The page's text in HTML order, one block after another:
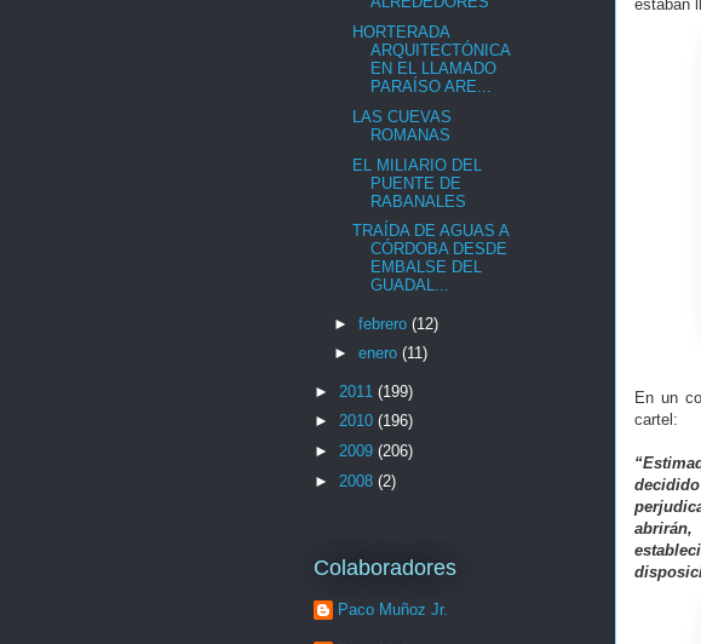
estaban
En un
cartel:
HORTERADA
ARQUITECTÓNICA
EN EL LLAMADO
PARAÍSO ARE...
LAS CUEVAS
ROMANAS
EL MILIARIO DEL
PUENTE DE
RABANALES
TRAÍDA DE AGUAS A
CÓRDOBA DESDE
EMBALSE DEL
GUADAL...
► febrero (12)
► enero (11)
► 2011 (199)
► 2010 (196)
► 2009 (206)
► 2008 (2)
Colaboradores
Paco Muñoz Jr.